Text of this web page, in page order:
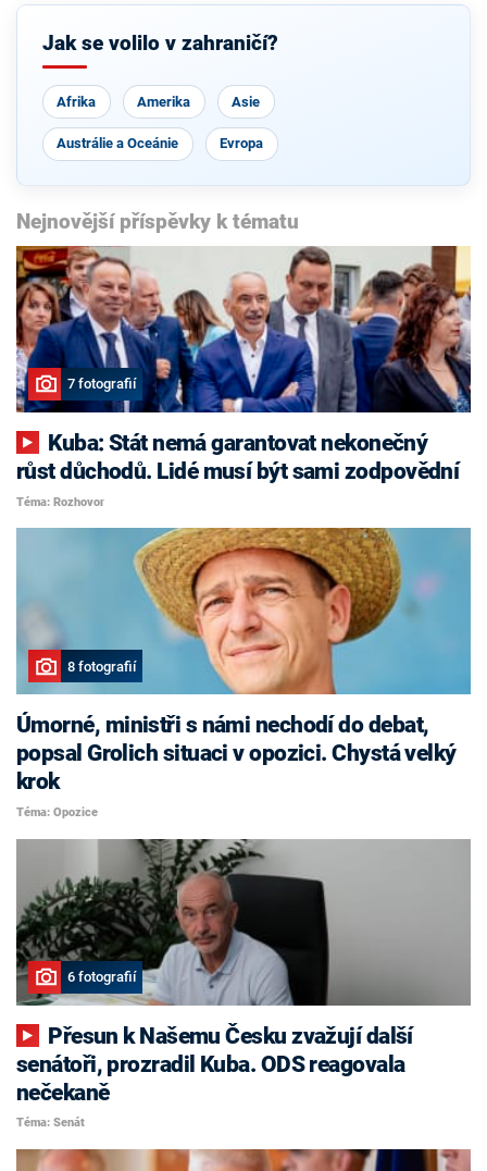
Jak se volilo v zahraničí?
Afrika Amerika Asie
Austrálie a Oceánie Evropa
Nejnovější příspěvky k tématu
7 fotografií
růst důchodů. Lidé musí být sami zodpovědní
Téma: Rozhovor
8 fotografií
Úmorné, ministři s námi nechodí do debat,
popsal Grolich situaci v opozici. Chystá velký
krok
Téma: Opozice
6 fotografií
senátoři, prozradil Kuba. ODS reagovala
nečekaně
Téma: Senát